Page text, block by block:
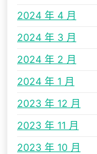
2024 年 4 月
2024 年 3 月
2024 年 2 月
2024 年 1 月
2023 年 12 月
2023 年 11 月
2023 年 10 月